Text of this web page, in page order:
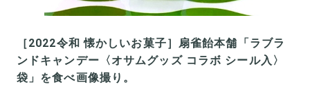
［2022令和 懐かしいお菓子］扇雀飴本舗「ラブラ
ンドキャンデー〈オサムグッズ コラボ シール入〉
袋」を食べ画像撮り。